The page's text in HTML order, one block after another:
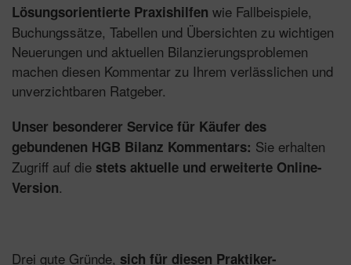
Lösungsorientierte Praxishilfen wie Fallbeispiele,
Buchungssätze, Tabellen und Übersichten zu wichtigen
Neuerungen und aktuellen Bilanzierungsproblemen
machen diesen Kommentar zu Ihrem verlässlichen und
unverzichtbaren Ratgeber.
Unser besonderer Service für Käufer des
gebundenen HGB Bilanz Kommentars: Sie erhalten
Zugriff auf die stets aktuelle und erweiterte Online-
Version.
Drei gute Gründe, sich für diesen Praktiker-